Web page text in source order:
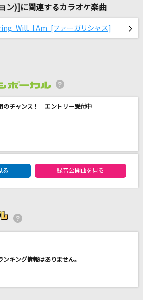
/ Ren Meguro)
ン)]に関連するカラオケ楽曲
Will. I.Am [ファーガリシャス]
のチャンス！ エントリー受付中
ボーカルエントリーランキング
る
録音公開曲を見る